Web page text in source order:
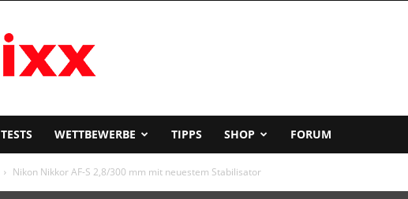
TESTS WETTBEWERBE TIPPS SHOP FORUM
Nikon Nikkor AF-S 2,8/300 mm mit neuestem Stabilisator